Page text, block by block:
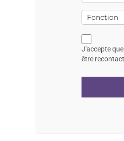
J'accepte
être